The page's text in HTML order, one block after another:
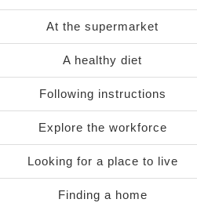
At the supermarket
A healthy diet
Following instructions
Explore the workforce
Looking for a place to live
Finding a home